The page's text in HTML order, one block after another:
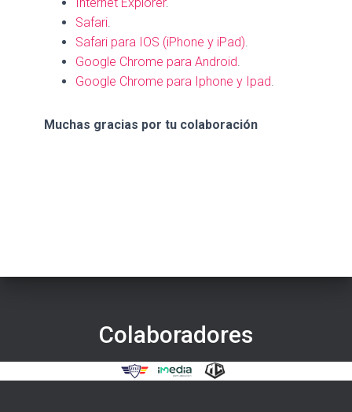
Safari.
Safari para IOS (iPhone y iPad).
Google Chrome para Android.
Google Chrome para Iphone y Ipad.
Muchas gracias por tu colaboración
Colaboradores